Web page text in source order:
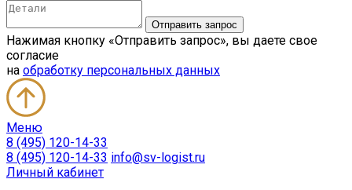
Нажимая кнопку «Отправить запрос», вы даете свое
согласие
на обработку персональных данных
Меню
8 (495) 120-14-33
8 (495) 120-14-33 info@sv-logist.ru
Личный кабинет